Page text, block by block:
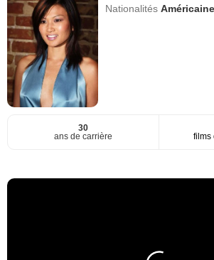
Nationalités
30
ans de carrière
films